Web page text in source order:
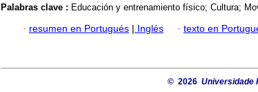
Palabras clave : Educación y entrenamiento físico; Cultura;
· resumen en Portugués | Inglés · texto en
© 2026 Universidade